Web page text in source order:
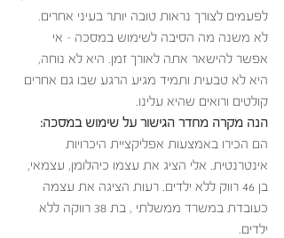
לפעמים לצורך נראות טובה יותר בעיני אחרים.
לא משנה מה הסיבה לשימוש במסכה – אי
אפשר להישאר אתה לאורך זמן. היא לא נוחה,
היא לא טבעית ותמיד מגיע הרגע שבו גם אחרים
קולטים ורואים שהיא עלינו.
הנה מקרה מחדר הגישור על שימוש במסכה:
הם הכירו באמצעות אפליקציית היכרויות
אינטרנטית. אלי הציג את עצמו כיהלומן, עצמאי,
בן 46 רווק ללא ילדים. רעות הציגה את עצמה
כעובדת במשרד ממשלתי , בת 38 רווקה ללא
ילדים.